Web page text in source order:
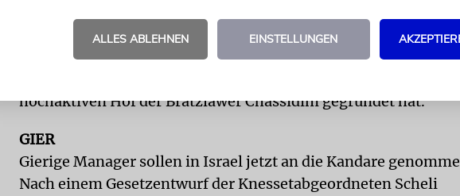
der Form. So etwa befindet sich unter Werken, die bereits in
sind, eine Rockoper zum Leben und Wirken Rabbi Nachmans
hochaktiven Hof der Bratzlawer Chassidim gegründet hat.
GIER
Gierige Manager sollen in Israel jetzt an die Kandare
Nach einem Gesetzentwurf der Knessetabgeordneten Scheli
ALLES ABLEHNEN EINSTELLUNGEN